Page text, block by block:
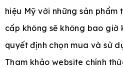
hiệu Mỹ với những sản
cấp không sẽ không bao giờ
quyết định chọn mua và sử
Tham khảo website chính